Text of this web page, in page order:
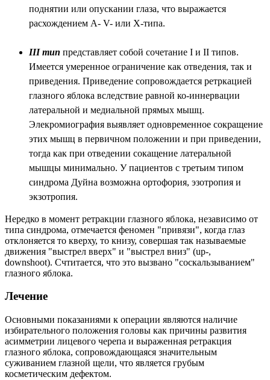
поднятии или опускании глаза, что выражается
расхождением A- V- или X-типа.
III тип представляет собой сочетание I и II типов.
Имеется умеренное ограничение как отведения, так и
приведения. Приведение сопровождается ретркацией
глазного яблока вследствие равной ко-иннервации
латеральной и медиальной прямых мышц.
Элекромиография выявляет одновременное сокращение
этих мышц в первичном положении и при приведении,
тогда как при отведении сокащение латеральной
мышцы минимально. У пациентов с третьим типом
синдрома Дуйна возможна ортофория, эзотропия и
экзотропия.
Нередко в момент ретракции глазного яблока, независимо от
типа синдрома, отмечается феномен "привязи", когда глаз
отклоняется то кверху, то книзу, совершая так называемые
движения "выстрел вверх" и "выстрел вниз" (up-,
downshoot). Счтитается, что это вызвано "соскальзыванием"
глазного яблока.
Лечение
Основными показаниями к операции являются наличие
избирательного положения головы как причины развития
асимметрии лицевого черепа и выраженная ретракция
глазного яблока, сопровождающаяся значительным
суживанием глазной щели, что является грубым
косметическим дефектом.